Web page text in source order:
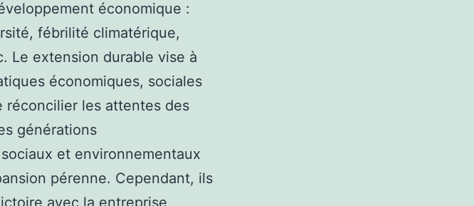
économique :
fébrilité climatérique,
Le extension durable vise à
économiques, sociales
réconcilier les attentes des
générations
et environnementaux
pérenne. Cependant, ils
avec la entreprise